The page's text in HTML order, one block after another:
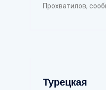
Прохватилов,
Турецкая